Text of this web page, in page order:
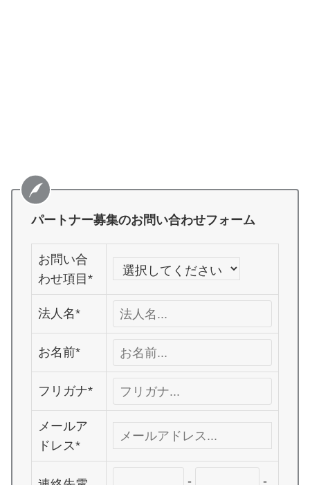
パートナー募集のお問い合わせフォーム
お問い合
わせ項目*
法人名*
お名前*
フリガナ*
メールア
ドレス*
- -